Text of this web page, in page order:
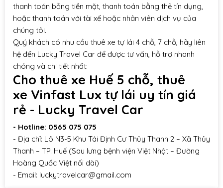
thanh toán bằng tiền mặt, thanh toán bằng thẻ tín dụng,
hoặc thanh toán với tài xế hoặc nhân viên dịch vụ của
chúng tôi.
Quý khách có nhu cầu thuê xe tự lái 4 chỗ, 7 chỗ, hãy liên
hệ đến Lucky Travel Car để được tư vấn, hỗ trợ nhanh
chóng và chi tiết nhất:
Cho thuê xe Huế 5 chỗ, thuê
xe Vinfast Lux tự lái uy tín giá
rẻ - Lucky Travel Car
- Hotline: 0565 075 075
- Địa chỉ: Lô N3-5 Khu Tái Định Cư Thủy Thanh 2 – Xã Thủy
Thanh – TP. Huế (Sau lưng bệnh viện Việt Nhật – Đường
Hoàng Quốc Việt nối dài)
- Email: luckytravelcar@gmail.com